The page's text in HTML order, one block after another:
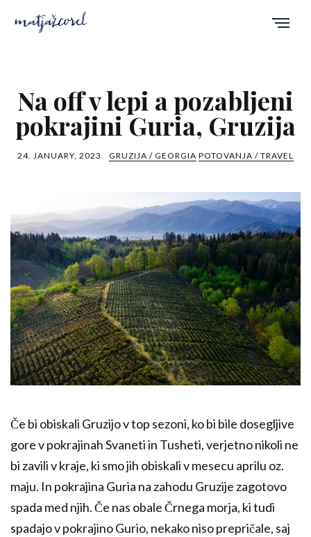
Na off v lepi a pozabljeni
pokrajini Guria, Gruzija
24. JANUARY, 2023 GRUZIJA / GEORGIA POTOVANJA / TRAVEL
Če bi obiskali Gruzijo v top sezoni, ko bi bile dosegljive
gore v pokrajinah Svaneti in Tusheti, verjetno nikoli ne
bi zavili v kraje, ki smo jih obiskali v mesecu aprilu oz.
maju. In pokrajina Guria na zahodu Gruzije zagotovo
spada med njih. Če nas obale Črnega morja, ki tudi
spadajo v pokrajino Gurio, nekako niso prepričale, saj